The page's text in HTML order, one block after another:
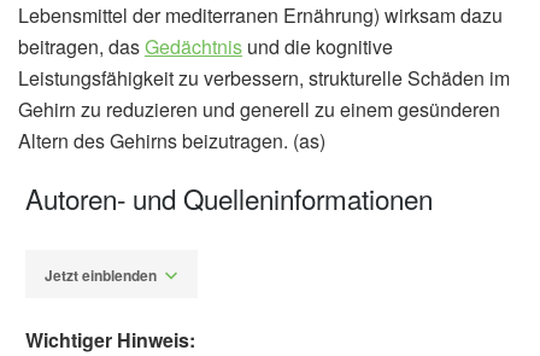
Lebensmittel der mediterranen Ernährung) wirksam dazu
beitragen, dasGedächtnis und die kognitive
Leistungsfähigkeit zu verbessern, strukturelle Schäden im
Gehirn zu reduzieren und generell zu einem gesünderen
Altern des Gehirns beizutragen. (as)
Autoren- und Quelleninformationen
Jetzt einblenden
Wichtiger Hinweis: